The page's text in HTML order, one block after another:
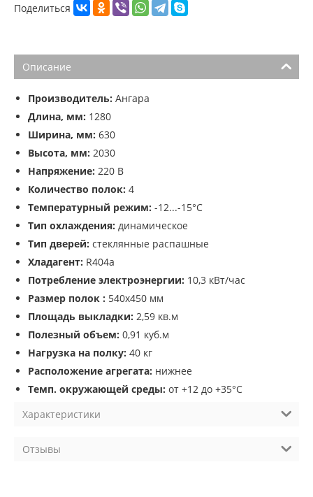
Поделиться
Описание
Производитель: Ангара
Длина, мм: 1280
Ширина, мм: 630
Высота, мм: 2030
Напряжение: 220 В
Количество полок: 4
Температурный режим: -12...-15°С
Тип охлаждения: динамическое
Тип дверей: стеклянные распашные
Хладагент: R404a
Потребление электроэнергии: 10,3 кВт/час
Размер полок : 540х450 мм
Площадь выкладки: 2,59 кв.м
Полезный объем: 0,91 куб.м
Нагрузка на полку: 40 кг
Расположение агрегата: нижнее
Темп. окружающей среды: от +12 до +35°С
Характеристики
Отзывы